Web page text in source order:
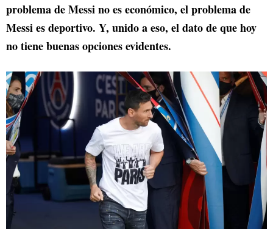
problema de Messi no es económico, el problema de
Messi es deportivo. Y, unido a eso, el dato de que hoy
no tiene buenas opciones evidentes.